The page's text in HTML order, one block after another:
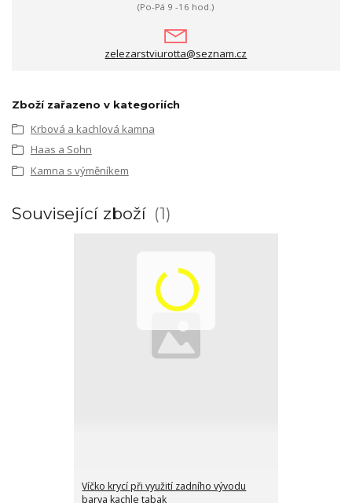
(Po-Pá 9 -16 hod.)
zelezarstviurotta@seznam.cz
Zboží zařazeno v kategoriích
Krbová a kachlová kamna
Haas a Sohn
Kamna s výměníkem
Související zboží 1
Víčko krycí při využití zadního vývodu
barva kachle tabak